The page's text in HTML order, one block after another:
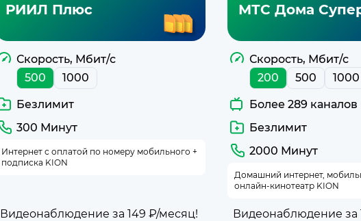
РИИЛ Плюс
Скорость, Мбит/с
500
1000
Безлимит
300 Минут
Интернет с оплатой по номеру мобильного +
подписка KION
Видеонаблюдение за 149 ₽/месяц!
МТС Дома
Скорость, Мбит/с
200
500 1000
Более 289 каналов
Безлимит
2000 Минут
Домашний интернет,
онлайн-кинотеатр KION
Видеонаблюдение за